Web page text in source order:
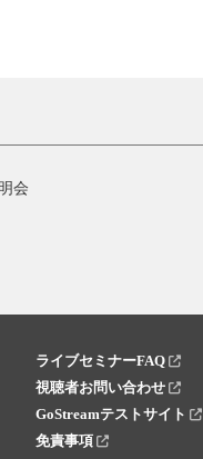
会
ライブセミナーFAQ
視聴者お問い合わせ
GoStreamテストサイト
免責事項